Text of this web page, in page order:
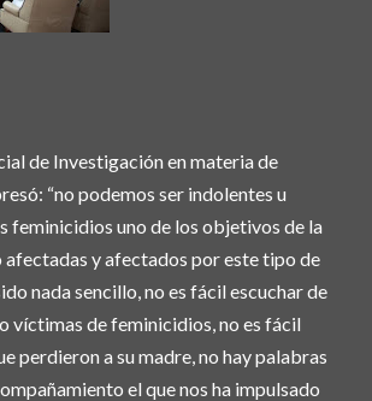
de Investigación en materia de
“no podemos ser indolentes u
feminicidios uno de los objetivos de la
afectadas y afectados por este tipo de
nada sencillo, no es fácil escuchar de
víctimas de feminicidios, no es fácil
perdieron a su madre, no hay palabras
el que nos ha impulsado